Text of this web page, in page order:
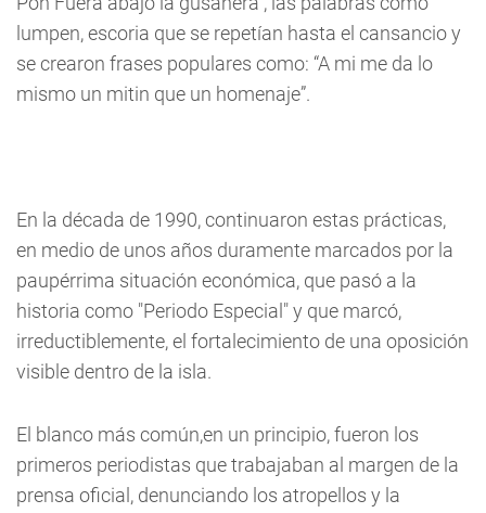
lumpen, escoria que se repetían hasta el cansancio y
se crearon frases populares como: “A mi me da lo
mismo un mitin que un homenaje”.
En la década de 1990, continuaron estas prácticas,
en medio de unos años duramente marcados por la
paupérrima situación económica, que pasó a la
historia como "Periodo Especial" y que marcó,
irreductiblemente, el fortalecimiento de una oposición
visible dentro de la isla.
El blanco más común,en un principio, fueron los
primeros periodistas que trabajaban al margen de la
prensa oficial, denunciando los atropellos y la